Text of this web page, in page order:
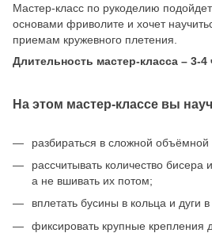
Мастер-класс по рукоделию
основами фриволите и хочет
приемам кружевного плетения.
Длительность мастер-класса – 3-4
На этом мастер-классе вы
разбираться в сложной
раcсчитывать количество бисера
а не вшивать их потом;
вплетать бусины в кольца и дуги
фиксировать крупные крепления